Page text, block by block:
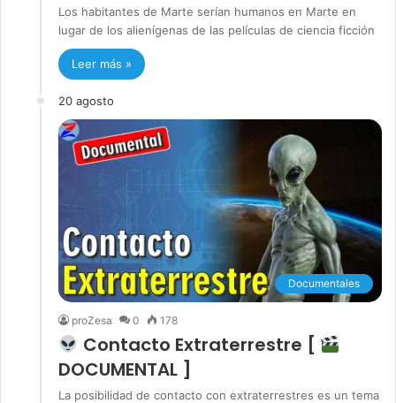
Los habitantes de Marte serían humanos en Marte en
lugar de los alienígenas de las películas de ciencia ficción
Leer más »
20 agosto
Documentales
proZesa 0 178
Contacto Extraterrestre [
DOCUMENTAL ]
La posibilidad de contacto con extraterrestres es un tema